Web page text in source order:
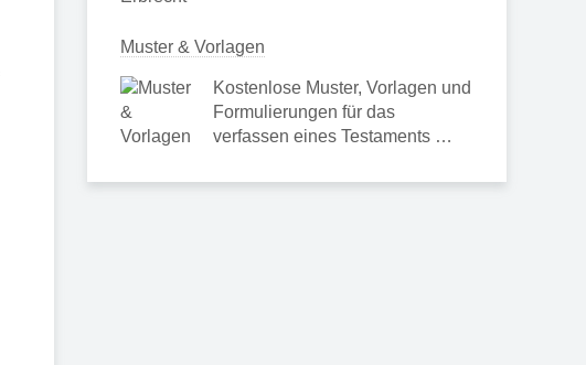
Muster & Vorlagen
Kostenlose Muster, Vorlagen und
Formulierungen für das
verfassen eines Testaments …